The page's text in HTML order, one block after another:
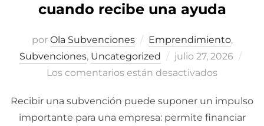
cuando recibe una ayuda
por Ola Subvenciones Emprendimiento,
Subvenciones, Uncategorized
Publicado
el
julio 27, 2026
Los comentarios están desactivados
Recibir una subvención puede suponer un impulso
importante para una empresa: permite financiar